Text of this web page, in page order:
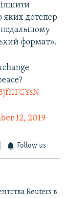
яких дотепер
подальшому
формат».
12, 2019
Follow us
Reuters в